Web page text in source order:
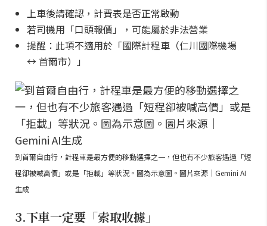
上車後請確認，計費表是否正常啟動
若司機用「口頭報價」，可能屬於非法營業
提醒：此項不適用於「國際計程車（仁川國際機場
↔ 首爾市）」
到首爾自由行，計程車是最方便的移動選擇之一，但也有不少旅客遇過「短
程卻被喊高價」或是「拒載」等狀況。圖為示意圖。圖片來源｜Gemini AI
生成
3.下車一定要「索取收據」